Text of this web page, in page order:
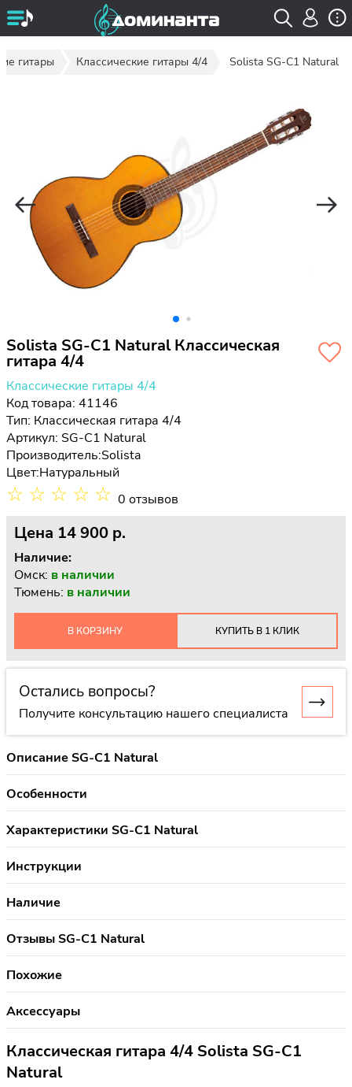
гитары Классические гитары 4/4 Solista SG-C1 Natural
Solista SG-C1 Natural Классическая
гитара 4/4
Классические гитары 4/4
Код товара: 41146
Тип: Классическая гитара 4/4
Артикул: SG-C1 Natural
Производитель:Solista
Цвет:Натуральный
☆ ☆ ☆ ☆ ☆ 0 отзывов
Цена 14 900 p.
Наличие:
Омск: в наличии
Тюмень: в наличии
В КОРЗИНУ КУПИТЬ В 1 КЛИК
Остались вопросы?
Получите консультацию нашего специалиста
Описание SG-C1 Natural
Особенности
Характеристики SG-C1 Natural
Инструкции
Наличие
Отзывы SG-C1 Natural
Похожие
Аксессуары
Классическая гитара 4/4 Solista SG-C1
Natural